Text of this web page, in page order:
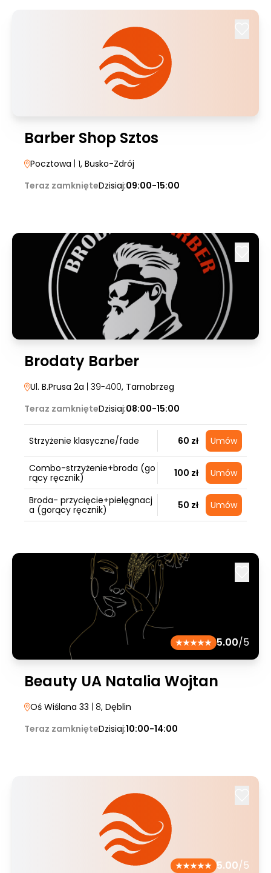
Barber Shop Sztos
Pocztowa | 1, Busko-Zdrój
Teraz zamknięteDzisiaj:09:00-15:00
Brodaty Barber
Ul. B.Prusa 2a | 39-400, Tarnobrzeg
Teraz zamknięteDzisiaj:08:00-15:00
Strzyżenie klasyczne/fade 60 zł Umów
Combo-strzyżenie+broda (go
rący ręcznik)
100 zł Umów
Broda- przycięcie+pielęgnacj
a (gorący ręcznik)
50 zł Umów
5.00/5
Beauty UA Natalia Wojtan
Oś Wiślana 33 | 8, Dęblin
Teraz zamknięteDzisiaj:10:00-14:00
5.00/5